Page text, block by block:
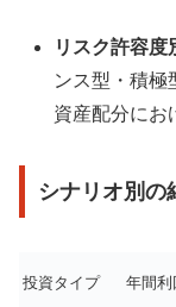
リスク許容度
ンス型・積極
資産配分にお
シナリオ別の
投資タイプ 年間利